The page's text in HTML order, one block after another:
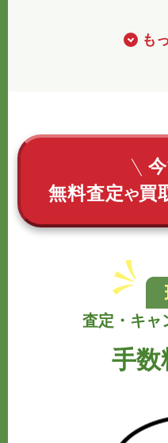
も
無料査定や買
査定・キャ
手数